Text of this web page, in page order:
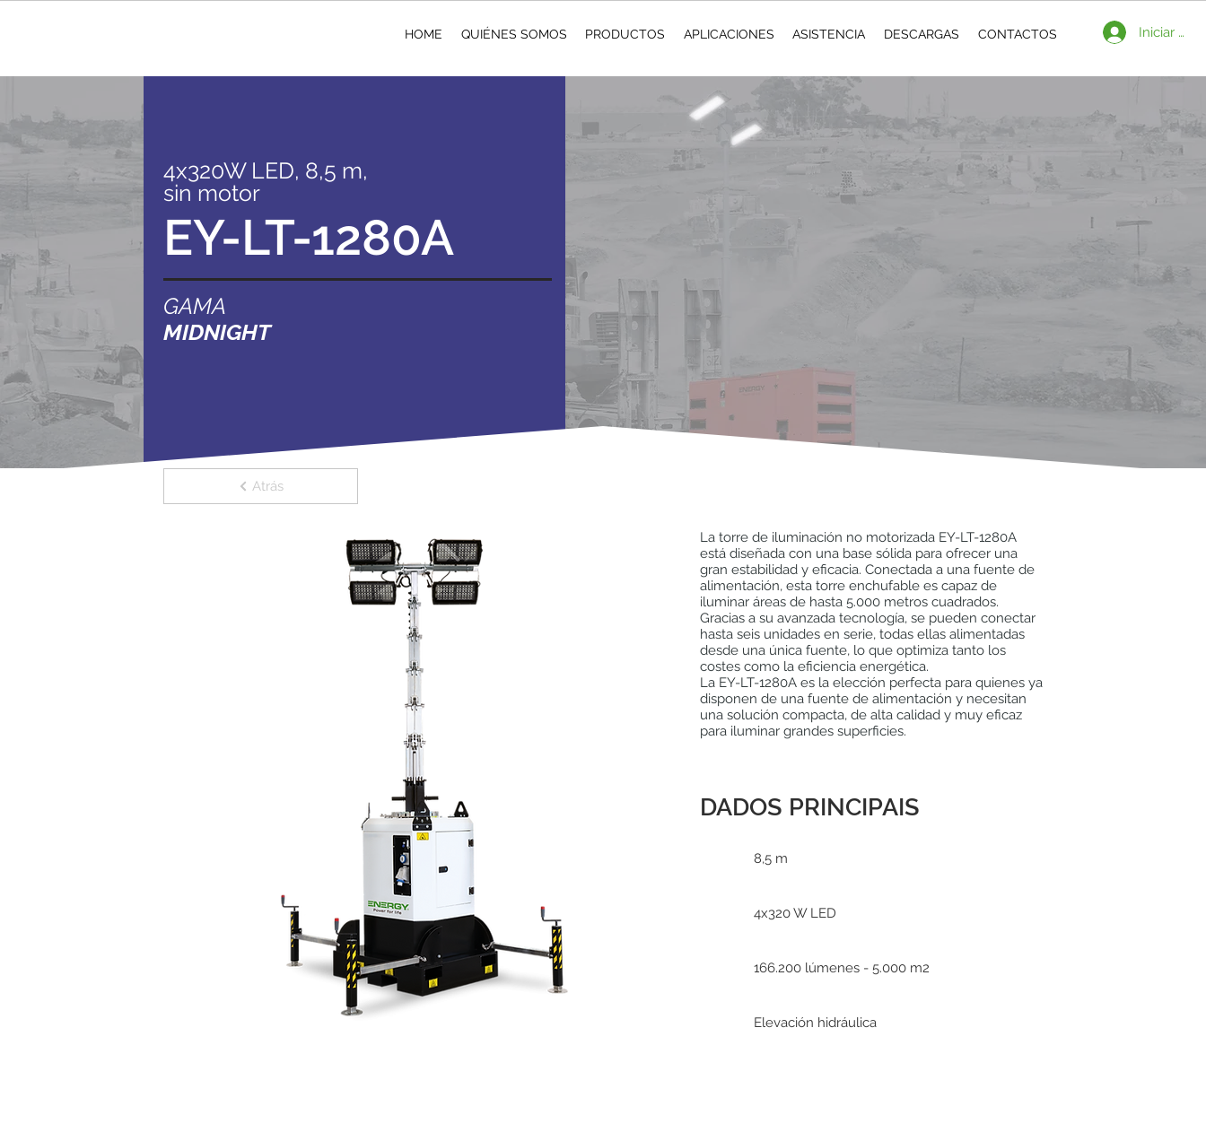
HOME QUIÉNES SOMOS PRODUCTOS APLICACIONES ASISTENCIA DESCARGAS CONTACTOS Iniciar
4x320W LED, 8,5 m,
sin motor
EY-LT-1280A
GAMA
MIDNIGHT
Atrás
La torre de iluminación no motorizada EY-LT-1280A
está diseñada con una base sólida para ofrecer una
gran estabilidad y eficacia. Conectada a una fuente de
alimentación, esta torre enchufable es capaz de
iluminar áreas de hasta 5.000 metros cuadrados.
Gracias a su avanzada tecnología, se pueden conectar
hasta seis unidades en serie, todas ellas alimentadas
desde una única fuente, lo que optimiza tanto los
costes como la eficiencia energética.
La EY-LT-1280A es la elección perfecta para quienes ya
disponen de una fuente de alimentación y necesitan
una solución compacta, de alta calidad y muy eficaz
para iluminar grandes superficies.
DADOS PRINCIPAIS
8,5 m
4x320 W LED
166.200 lúmenes - 5.000 m2
Elevación hidráulica